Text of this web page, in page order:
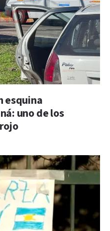
esquina
uno de los